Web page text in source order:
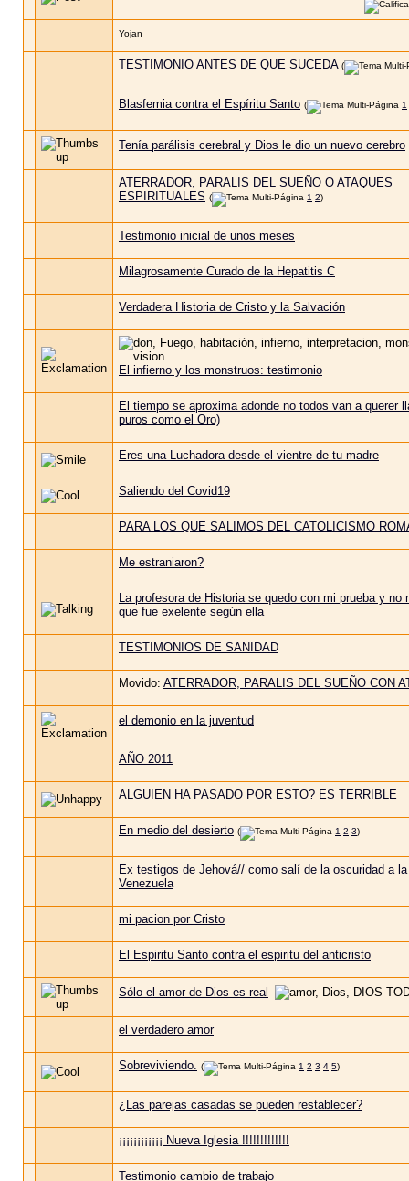
Yojan
TESTIMONIO ANTES DE QUE SUCEDA (
Blasfemia contra el Espíritu Santo ( 1
Tenía parálisis cerebral y Dios le dio un nuevo cerebro
ATERRADOR, PARALIS DEL SUEÑO O ATAQUES
ESPIRITUALES ( 1 2)
Testimonio inicial de unos meses
Milagrosamente Curado de la Hepatitis C
Verdadera Historia de Cristo y la Salvación
El infierno y los monstruos: testimonio
El tiempo se aproxima adonde no todos van a querer
puros como el Oro)
Eres una Luchadora desde el vientre de tu madre
Saliendo del Covid19
PARA LOS QUE SALIMOS DEL CATOLICISMO
Me estraniaron?
La profesora de Historia se quedo con mi prueba y no
que fue exelente según ella
TESTIMONIOS DE SANIDAD
Movido: ATERRADOR, PARALIS DEL SUEÑO CON
el demonio en la juventud
AÑO 2011
ALGUIEN HA PASADO POR ESTO? ES TERRIBLE
En medio del desierto ( 1 2 3)
Ex testigos de Jehová// como salí de la oscuridad a
Venezuela
mi pacion por Cristo
El Espiritu Santo contra el espiritu del anticristo
Sólo el amor de Dios es real
el verdadero amor
Sobreviviendo. ( 1 2 3 4 5)
¿Las parejas casadas se pueden restablecer?
¡¡¡¡¡¡¡¡¡¡¡¡ Nueva Iglesia !!!!!!!!!!!!!
Testimonio cambio de trabajo